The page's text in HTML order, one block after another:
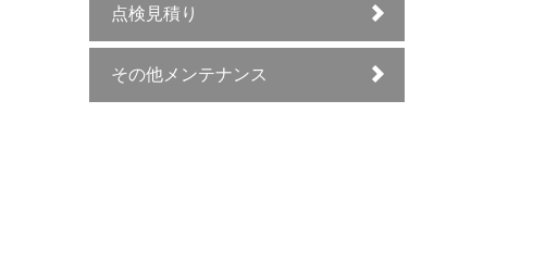
点検見積り
その他メンテナンス